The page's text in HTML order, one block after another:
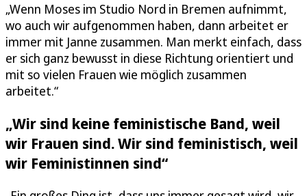
„Wenn Moses im Studio Nord in Bremen aufnimmt,
wo auch wir aufgenommen haben, dann arbeitet er
immer mit Janne zusammen. Man merkt einfach, dass
er sich ganz bewusst in diese Richtung orientiert und
mit so vielen Frauen wie möglich zusammen
arbeitet.“
„Wir sind keine feministische Band, weil
wir Frauen sind. Wir sind feministisch, weil
wir Feministinnen sind“